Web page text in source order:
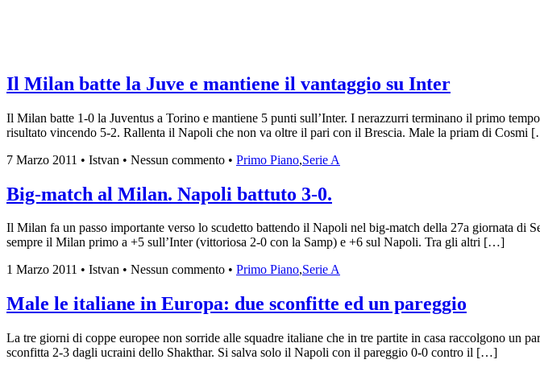
Il Milan batte la Juve e mantiene il vantaggio su Inter
Il Milan batte 1-0 la Juventus a Torino e mantiene 5 punti sull’Inter. I nerazzurri terminano il primo
risultato vincendo 5-2. Rallenta il Napoli che non va oltre il pari con il Brescia. Male la priam di Cosmi
7 Marzo 2011 • Istvan • Nessun commento • Primo Piano,Serie A
Big-match al Milan. Napoli battuto 3-0.
Il Milan fa un passo importante verso lo scudetto battendo il Napoli nel big-match della 27a giornata
sempre il Milan primo a +5 sull’Inter (vittoriosa 2-0 con la Samp) e +6 sul Napoli. Tra gli altri […]
1 Marzo 2011 • Istvan • Nessun commento • Primo Piano,Serie A
Male le italiane in Europa: due sconfitte ed un pareggio
La tre giorni di coppe europee non sorride alle squadre italiane che in tre partite in casa raccolgono un
sconfitta 2-3 dagli ucraini dello Shakthar. Si salva solo il Napoli con il pareggio 0-0 contro il […]